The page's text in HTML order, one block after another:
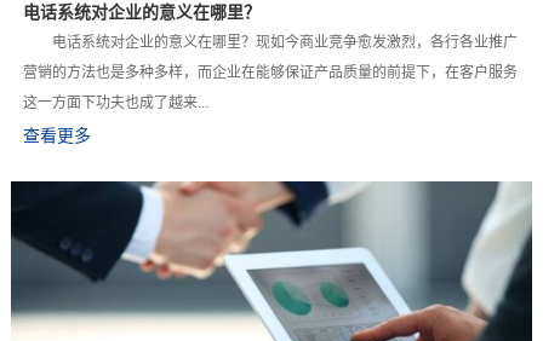
电话系统对企业的意义在哪里？
电话系统对企业的意义在哪里？现如今商业竞争愈发激烈，各行各业推广
营销的方法也是多种多样，而企业在能够保证产品质量的前提下，在客户服务
这一方面下功夫也成了越来...
查看更多